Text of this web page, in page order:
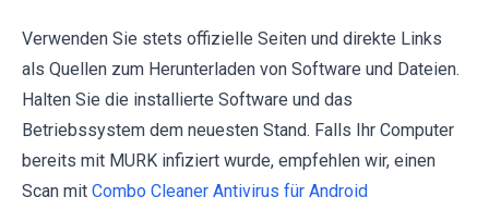
Verwenden Sie stets offizielle Seiten und direkte Links
als Quellen zum Herunterladen von Software und Dateien.
Halten Sie die installierte Software und das
Betriebssystem dem neuesten Stand. Falls Ihr Computer
bereits mit MURK infiziert wurde, empfehlen wir, einen
Scan mit Combo Cleaner Antivirus für Android